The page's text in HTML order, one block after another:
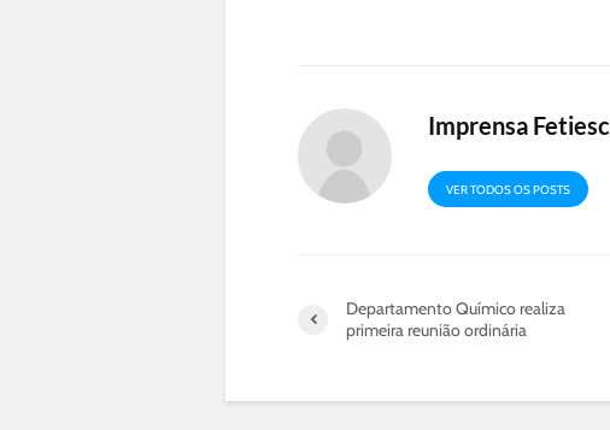
Imprensa Fetiesc
VER TODOS OS POSTS
Departamento Químico realiza
primeira reunião ordinária